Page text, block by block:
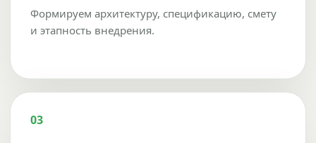
Формируем архитектуру, спецификацию, смету
и этапность внедрения.
03